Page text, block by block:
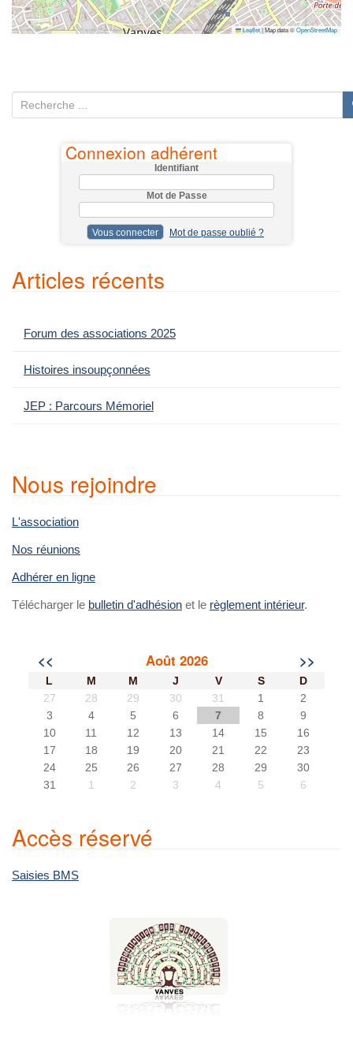
Leaflet|Map data ©OpenStreetMap
e
p
Connexion adhérent
Identifiant
Mot de Passe
Mot de passe oublié ?
Articles récents
Forum des associations 2025
Histoires insoupçonnées
JEP : Parcours Mémoriel
Nous rejoindre
L'association
Nos réunions
Adhérer en ligne
Télécharger le bulletin d'adhésion et le règlement intérieur.
<< Août 2026 >>
L M M J V S
D
27
28 29 30 31 1
2
3
4 5 6 7 8
9
10
11 12 13 14 15
16
17
18 19 20 21 22
23
24
25 26 27 28 29
30
31
1 2 3 4 5 6
Accès réservé
Saisies BMS